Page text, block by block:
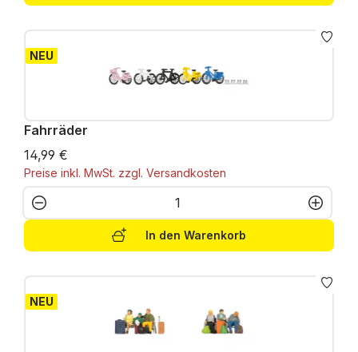
NEU
Fahrräder
14,99 €
Preise inkl. MwSt. zzgl. Versandkosten
Produkt Anzahl: Gib den
In den Warenkorb
NEU